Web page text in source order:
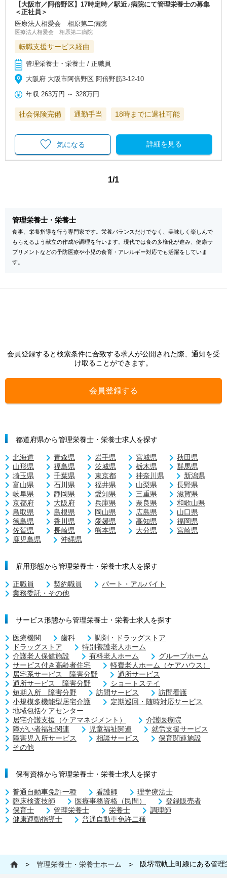
【大阪市／阿倍野区】17時定時／駅近♪病院にて管理栄養士の募集
＜正社員＞
医療法人相愛会 相原第二病院
医療法人相愛会 相原第二病院
転職支援サービス経由
管理栄養士・栄養士 / 正職員
大阪府 大阪市阿倍野区 阿倍野筋3-12-10
年収 263万円 ～328万円
社会保険完備 通勤手当 18時までに退社可能
詳細を見る
気になる
1/1
管理栄養士・栄養士
食事、栄養指導を行う専門家です。栄養バランスだけでなく、美味しく楽しんで
もらえるよう献立の作成や調理を行います。現代では食の多様化が進み、健康サ
プリメントなどの予防医療や小児の食育・アレルギー対応でも活躍をしていま
す。
会員登録すると検索条件に合致する求人が公開された際、通知を受
け取ることができます。
会員登録する
都道府県から管理栄養士・栄養士求人を探す
北海道 青森県 岩手県 宮城県
秋田県
山形県
福島県 茨城県 栃木県
群馬県
埼玉県
千葉県 東京都 神奈川県
新潟県
富山県
石川県 福井県 山梨県
長野県
岐阜県
静岡県 愛知県 三重県
滋賀県
京都府
大阪府 兵庫県 奈良県
和歌山県
鳥取県
島根県 岡山県 広島県
山口県
徳島県
香川県 愛媛県 高知県
福岡県
佐賀県
長崎県 熊本県 大分県
宮崎県
鹿児島県
沖縄県
雇用形態から管理栄養士・栄養士求人を探す
正職員 契約職員
パート・アルバイト
業務委託・その他
サービス形態から管理栄養士・栄養士求人を探す
医療機関 歯科
調剤・ドラッグストア
ドラッグストア
特別養護老人ホーム
介護老人保健施設
有料老人ホーム
グループホーム
サービス付き高齢者住宅
軽費老人ホーム（ケアハウス）
居宅系サービス 障害分野
通所サービス
通所サービス 障害分野
ショートステイ
短期入所 障害分野
訪問サービス
訪問看護
小規模多機能型居宅介護
定期巡回・随時対応サービス
地域包括ケアセンター
居宅介護支援（ケアマネジメント）
介護医療院
障がい者福祉関連
児童福祉関連
就労支援サービス
障害児入所サービス
相談サービス
保育関連施設
その他
保有資格から管理栄養士・栄養士求人を探す
普通自動車免許一種 看護師
理学療法士
臨床検査技師
医療事務資格（民間）
登録販売者
保育士
管理栄養士 栄養士
調理師
健康運動指導士
普通自動車免許二種
> 管理栄養士・栄養士ホーム > 阪堺電軌上町線にある管